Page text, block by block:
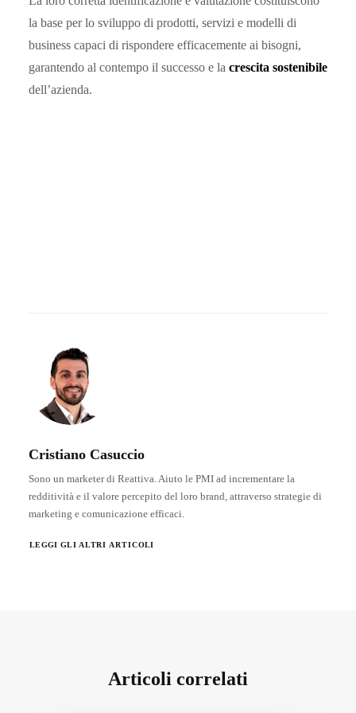
la base per lo sviluppo di prodotti, servizi e modelli di
business capaci di rispondere efficacemente ai bisogni,
garantendo al contempo il successo e la crescita sostenibile
dell’azienda.
Cristiano Casuccio
Sono un marketer di Reattiva. Aiuto le PMI ad incrementare la
redditività e il valore percepito del loro brand, attraverso strategie di
marketing e comunicazione efficaci.
LEGGI GLI ALTRI ARTICOLI
Articoli correlati